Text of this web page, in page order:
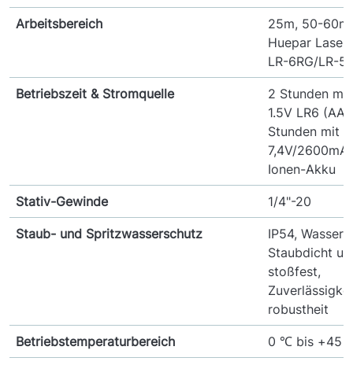
Arbeitsbereich
25m, 50-
Huepar
LR-6RG/LR-
Betriebszeit & Stromquelle
2 Stunden
1.5V LR6
Stunden mit
7,4V/
Ionen-Akku
Stativ-Gewinde 1/4"-20
Staub- und Spritzwasserschutz
IP54,
Staubdicht
stoßfest,
robustheit
Betriebstemperaturbereich 0 ℃ bis +45